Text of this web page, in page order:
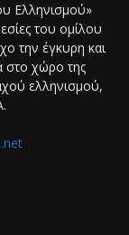
Ελληνισμού»
του ομίλου
την έγκυρη και
στο χώρο της
ελληνισμού,